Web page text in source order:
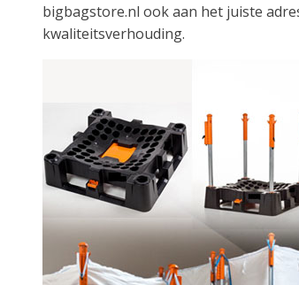
bigbagstore.nl ook aan het juiste
kwaliteitsverhouding.